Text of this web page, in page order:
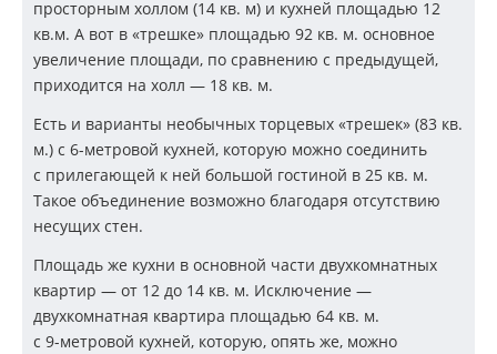
просторным холлом (14 кв. м) и кухней площадью 12
кв.м. А вот в «трешке» площадью 92 кв. м. основное
увеличение площади, по сравнению с предыдущей,
приходится на холл — 18 кв. м.
Есть и варианты необычных торцевых «трешек» (83 кв.
м.) с 6-метровой кухней, которую можно соединить
с прилегающей к ней большой гостиной в 25 кв. м.
Такое объединение возможно благодаря отсутствию
несущих стен.
Площадь же кухни в основной части двухкомнатных
квартир — от 12 до 14 кв. м. Исключение —
двухкомнатная квартира площадью 64 кв. м.
с 9-метровой кухней, которую, опять же, можно